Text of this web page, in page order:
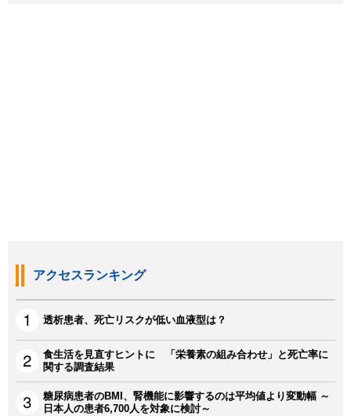
アクセスランキング
透析患者、死亡リスクが低い血液型は？
食生活を見直すヒントに 「栄養素の組み合わせ」と死亡率に
関する調査結果
糖尿病患者のBMI、腎機能に影響するのは平均値より変動幅 ～
日本人の患者6,700人を対象に検討～